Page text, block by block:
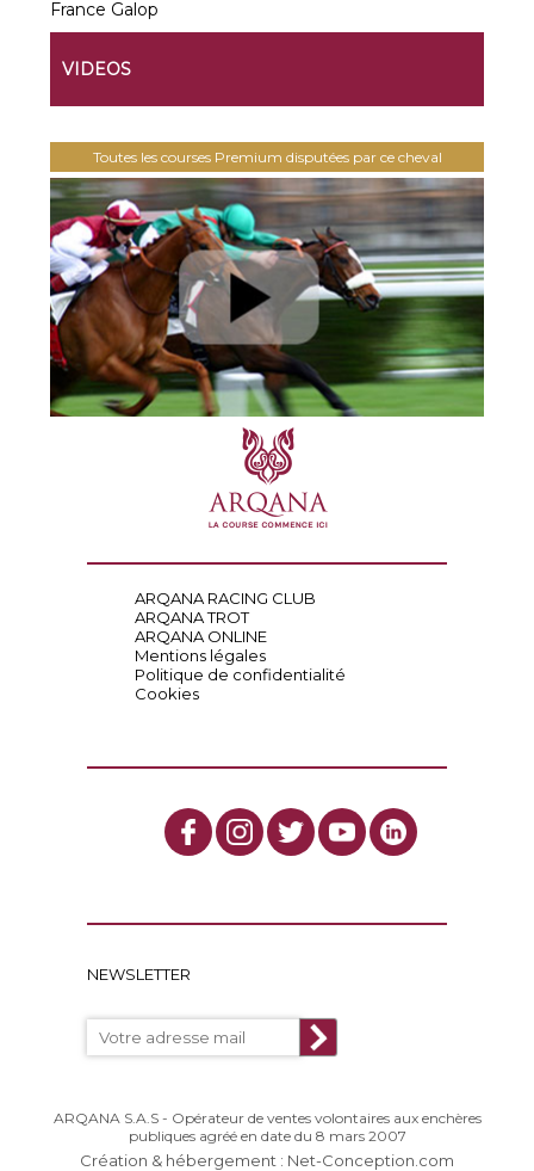
France Galop
VIDEOS
Toutes les courses Premium disputées par ce cheval
ARQANA RACING CLUB
ARQANA TROT
ARQANA ONLINE
Mentions légales
Politique de confidentialité
Cookies
NEWSLETTER
ARQANA S.A.S - Opérateur de ventes volontaires aux enchères
publiques agréé en date du 8 mars 2007
Création & hébergement : Net-Conception.com